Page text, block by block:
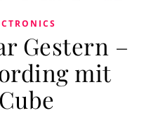
Gestern –
mit